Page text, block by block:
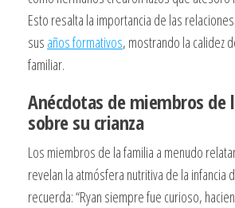
Esto resalta la importancia de las
sus años formativos, mostrando la calidez
familiar.
Anécdotas de miembros de
sobre su crianza
Los miembros de la familia a menudo
revelan la atmósfera nutritiva de la infancia
recuerda: “Ryan siempre fue curioso,